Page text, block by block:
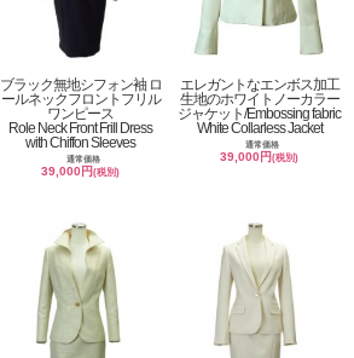
ブラック無地シフォン袖 ロ
ールネックフロントフリル
ワンピース
Role Neck Front Frill Dress
with Chiffon Sleeves
通常価格
39,000円(税別)
エレガントなエンボス加工
生地のホワイトノーカラー
ジャケット/Embossing fabric
White Collarless Jacket
通常価格
39,000円(税別)